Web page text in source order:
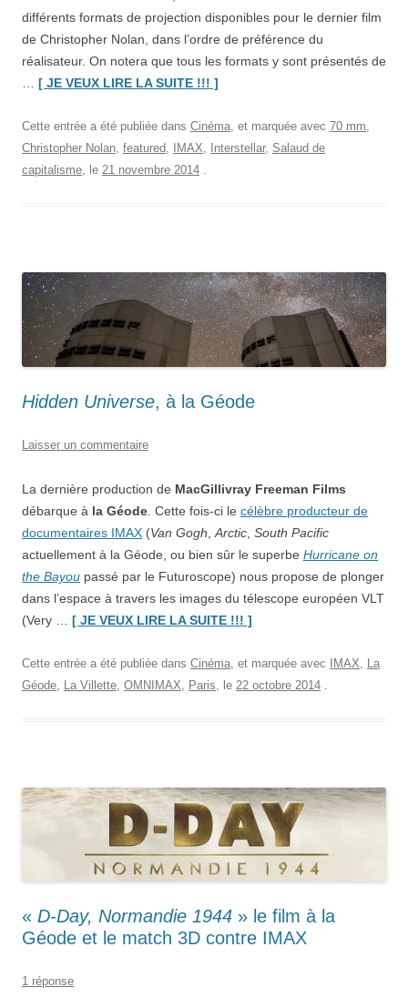
différents formats de projection disponibles pour le dernier film
de Christopher Nolan, dans l’ordre de préférence du
réalisateur. On notera que tous les formats y sont présentés de
[ JE VEUX LIRE LA SUITE !!! ]
formats
de
des
techniques
de
projection)”
Cette entrée a été publiée dans Cinéma, et marquée avec 70 mm,
Christopher Nolan, featured, IMAX, Interstellar, Salaud de
capitalisme, le 21 novembre 2014 .
Hidden Universe, à la Géode
Laisser un commentaire
La dernière production de MacGillivray Freeman Films
débarque à la Géode . Cette fois-ci le célèbre producteur de
documentaires IMAX (Van Gogh Arctic South Pacific
actuellement à la Géode, ou bien sûr le superbe Hurricane on
the Bayou passé par le Futuroscope) nous propose de plonger
dans l’espace à travers les images du télescope européen VLT
(Very … [ JE VEUX LIRE LA SUITE !!! ]
à
la
Cette entrée a été publiée dans Cinéma, et marquée avec IMAX, La
Géode, La Villette, OMNIMAX, Paris, le 22 octobre 2014 .
« D-Day, Normandie 1944 » le film à la
Géode et le match 3D contre IMAX
1 réponse